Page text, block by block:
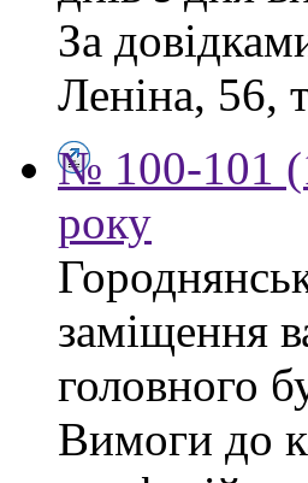
За
Леніна, 56,
№ 100-101
року
заміщення
головного
Вимоги до